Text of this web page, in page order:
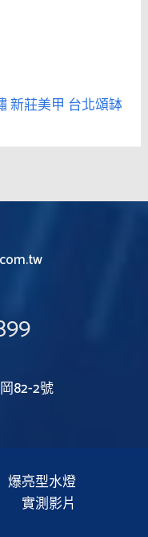
新莊美甲 台北頌缽
82-2號
爆亮型水燈
實測影片